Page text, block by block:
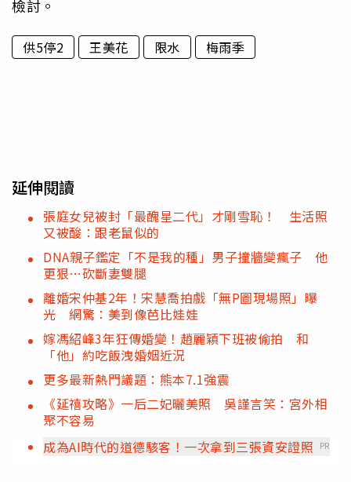
檢討。
供5停2 王美花 限水 梅雨季
延伸閱讀
張庭女兒被封「最醜星二代」才剛雪恥！ 生活照
又被酸：跟老鼠似的
DNA親子鑑定「不是我的種」男子撞牆變瘋子 他
更狠…砍斷妻雙腿
離婚宋仲基2年！宋慧喬拍戲「無P圖現場照」曝
光 網驚：美到像芭比娃娃
嫁馮紹峰3年狂傳婚變！趙麗穎下班被偷拍 和
「他」約吃飯洩婚姻近況
更多最新熱門議題：熊本7.1強震
《延禧攻略》一后二妃曬美照 吳謹言笑：宮外相
聚不容易
成為AI時代的道德駭客！一次拿到三張資安證照
PR